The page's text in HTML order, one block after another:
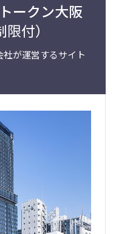
ークン大阪
限付）
が運営するサイト